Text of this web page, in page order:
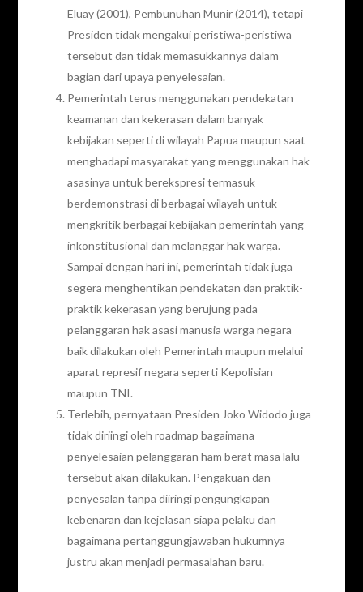
Eluay (2001), Pembunuhan Munir (2014), tetapi
Presiden tidak mengakui peristiwa-peristiwa
tersebut dan tidak memasukkannya dalam
bagian dari upaya penyelesaian.
Pemerintah terus menggunakan pendekatan
keamanan dan kekerasan dalam banyak
kebijakan seperti di wilayah Papua maupun saat
menghadapi masyarakat yang menggunakan hak
asasinya untuk berekspresi termasuk
berdemonstrasi di berbagai wilayah untuk
mengkritik berbagai kebijakan pemerintah yang
inkonstitusional dan melanggar hak warga.
Sampai dengan hari ini, pemerintah tidak juga
segera menghentikan pendekatan dan praktik-
praktik kekerasan yang berujung pada
pelanggaran hak asasi manusia warga negara
baik dilakukan oleh Pemerintah maupun melalui
aparat represif negara seperti Kepolisian
maupun TNI.
Terlebih, pernyataan Presiden Joko Widodo juga
tidak diriingi oleh roadmap bagaimana
penyelesaian pelanggaran ham berat masa lalu
tersebut akan dilakukan. Pengakuan dan
penyesalan tanpa diiringi pengungkapan
kebenaran dan kejelasan siapa pelaku dan
bagaimana pertanggungjawaban hukumnya
justru akan menjadi permasalahan baru.